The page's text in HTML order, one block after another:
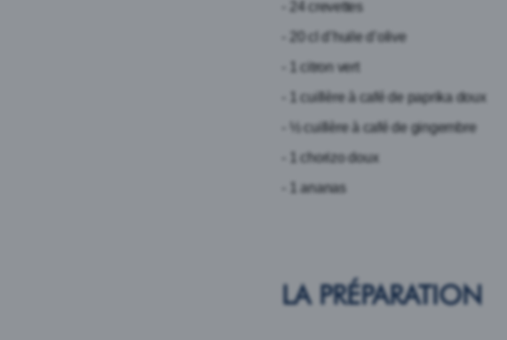
- 24 crevettes
- 20 cl d’huile d’olive
- 1 citron vert
- 1 cuillère à café de paprika doux
- ½ cuillère à café de gingembre
- 1 chorizo doux
- 1 ananas
LA PRÉPARATION